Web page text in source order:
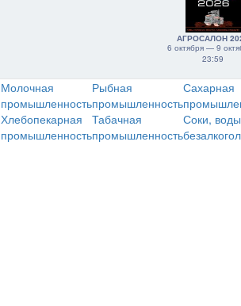
АГРОСАЛОН
6 октября — 9
23:59
Молочная
промышленность
Рыбная
промышленность
Сахарная
Хлебопекарная
промышленность
Табачная
промышленность
Соки,